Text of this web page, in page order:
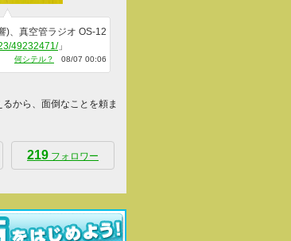
)、真空管ラジオ OS-12
49232471/」
何シテル？ 08/07 00:06
から、面倒なことを頼ま
219 フォロワー